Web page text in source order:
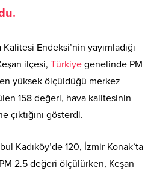
Endeksi’nin yayımladığı
ilçesi, Türkiye genelinde PM
yüksek ölçüldüğü merkez
158 değeri, hava kalitesinin
çıktığını gösterdi.
Kadıköy’de 120, İzmir Konak’ta
2.5 değeri ölçülürken, Keşan